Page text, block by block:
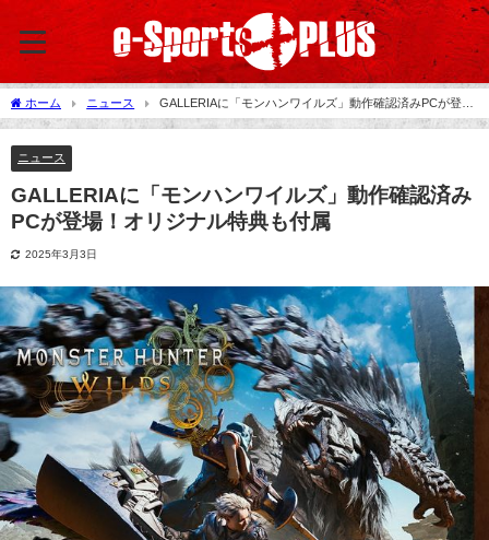
ホーム ニュース
GALLERIAに「モンハンワイルズ」動作確認済みPCが登
場！オリジナル特典も付属
ニュース
GALLERIAに「モンハンワイルズ」動作確認済み
PCが登場！オリジナル特典も付属
2025年3月3日